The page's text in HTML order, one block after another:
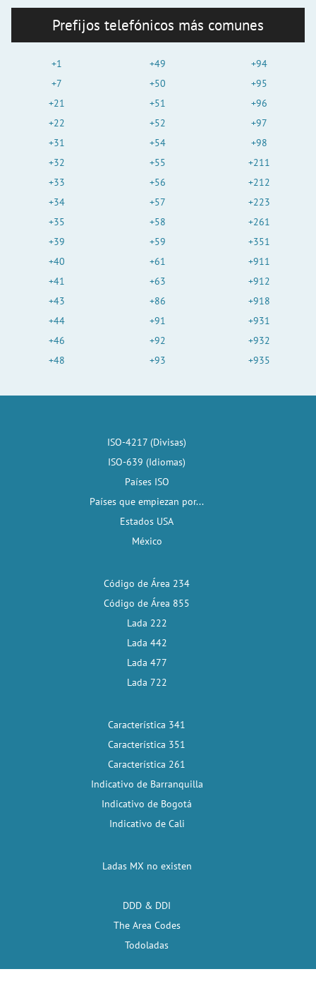
Prefijos telefónicos más comunes
+1
+7
+21
+22
+31
+32
+33
+34
+35
+39
+40
+41
+43
+44
+46
+48
+49
+50
+51
+52
+54
+55
+56
+57
+58
+59
+61
+63
+86
+91
+92
+93
+94
+95
+96
+97
+98
+211
+212
+223
+261
+351
+911
+912
+918
+931
+932
+935
ISO-4217 (Divisas)
ISO-639 (Idiomas)
Países ISO
Países que empiezan por...
Estados USA
México
Código de Área 234
Código de Área 855
Lada 222
Lada 442
Lada 477
Lada 722
Característica 341
Característica 351
Característica 261
Indicativo de Barranquilla
Indicativo de Bogotá
Indicativo de Cali
Ladas MX no existen
DDD & DDI
The Area Codes
Todoladas